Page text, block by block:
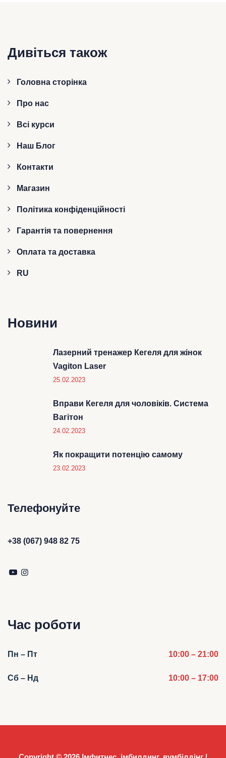
Дивіться також
Головна сторінка
Про нас
Всі курси
Наш Блог
Контакти
Магазин
Політика конфіденційності
Гарантія та повернення
Оплата та доставка
RU
Новини
Лазерний тренажер Кегеля для жінок
Vagiton Laser
25.02.2023
Вправи Кегеля для чоловіків. Система
Вагітон
24.02.2023
Як покращити потенцію самому
23.02.2023
Телефонуйте
+38 (067) 948 82 75
Час роботи
Пн – Пт 10:00 – 21:00
Сб – Нд 10:00 – 17:00